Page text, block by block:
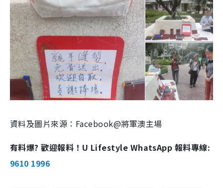
資料及圖片來源：Facebook@將軍澳主場
有料爆? 歡迎報料！U Lifestyle WhatsApp 報料專線:
9610 1996